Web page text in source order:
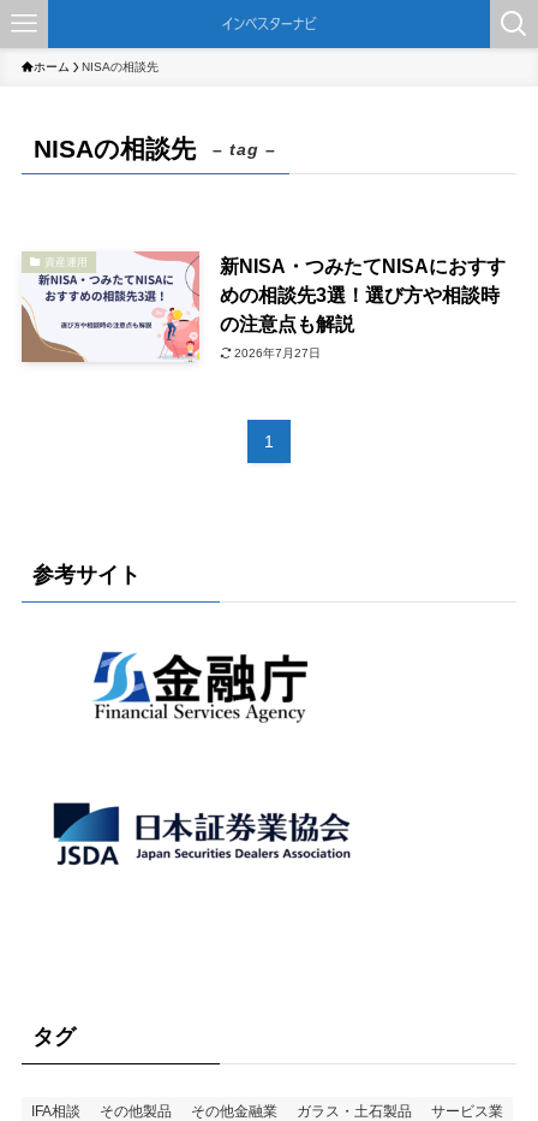
ホーム NISAの相談先
NISAの相談先 – tag –
資産運用
新NISA・つみたてNISAにおすす
めの相談先3選！選び方や相談時
の注意点も解説
2026年7月27日
1
参考サイト
タグ
IFA相談 その他製品 その他金融業 ガラス・土石製品
サービス業